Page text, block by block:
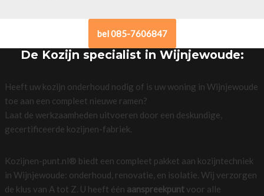
bel 085-7606847
De Kozijn specialist in Wijnjewoude:
Heeft uw kozijn onderhoud nodig of is uw woning in Wijnjewoude
toe aan een compleet nieuwe ramen?
Laat de werkzaamheden uitvoeren door een deskundige,
gecertificeerde kozijnen-fabriek.
Kozijnen-punt.nl® biedt een compleet pakket aan kozijntechniek
in Wijnjewoude: onderhoud, renovatie, en isolatie. Wij verzorgen
de klus van A tot Z. U heeft één aanspreekpuntvoor alle